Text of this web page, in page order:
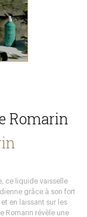
Romarin
ce liquide vaisselle
grâce à son fort
en laissant sur les
Romarin révèle une